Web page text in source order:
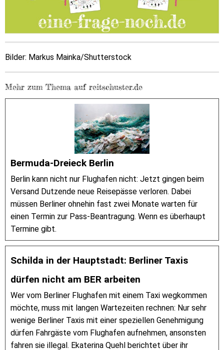
Bilder: Markus Mainka/Shutterstock
Mehr zum Thema auf reitschuster.de
Bermuda-Dreieck Berlin
Berlin kann nicht nur Flughafen nicht: Jetzt gingen beim
Versand Dutzende neue Reisepässe verloren. Dabei
müssen Berliner ohnehin fast zwei Monate warten für
einen Termin zur Pass-Beantragung. Wenn es überhaupt
Termine gibt.
Schilda in der Hauptstadt: Berliner Taxis
dürfen nicht am BER arbeiten
Wer vom Berliner Flughafen mit einem Taxi wegkommen
möchte, muss mit langen Wartezeiten rechnen: Nur sehr
wenige Berliner Taxis mit einer speziellen Genehmigung
dürfen Fahrgäste vom Flughafen aufnehmen, ansonsten
fahren sie illegal. Ekaterina Quehl berichtet über ihr